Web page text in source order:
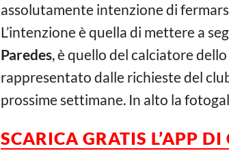
assolutamente intenzione di
L’intenzione è quella di mettere a
Paredes, è quello del calciatore
rappresentato dalle richieste del
prossime settimane. In alto la
SCARICA GRATIS L’APP